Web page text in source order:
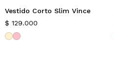
Nuevo
Vestido Corto Slim Vince
$ 129.000